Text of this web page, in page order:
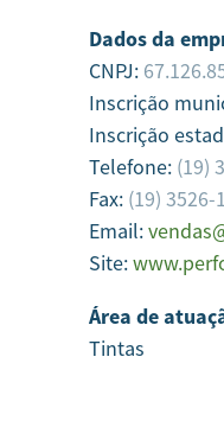
Dados da
CNPJ:
Inscrição
Inscrição
Telefone: (19)
Fax: (19) 3526-
Email:
Site:
Área de
Tintas